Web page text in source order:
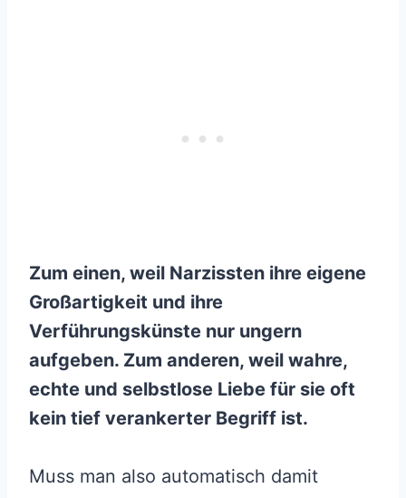
Zum einen, weil Narzissten ihre eigene
Großartigkeit und ihre
Verführungskünste nur ungern
aufgeben. Zum anderen, weil wahre,
echte und selbstlose Liebe für sie oft
kein tief verankerter Begriff ist.
Muss man also automatisch damit